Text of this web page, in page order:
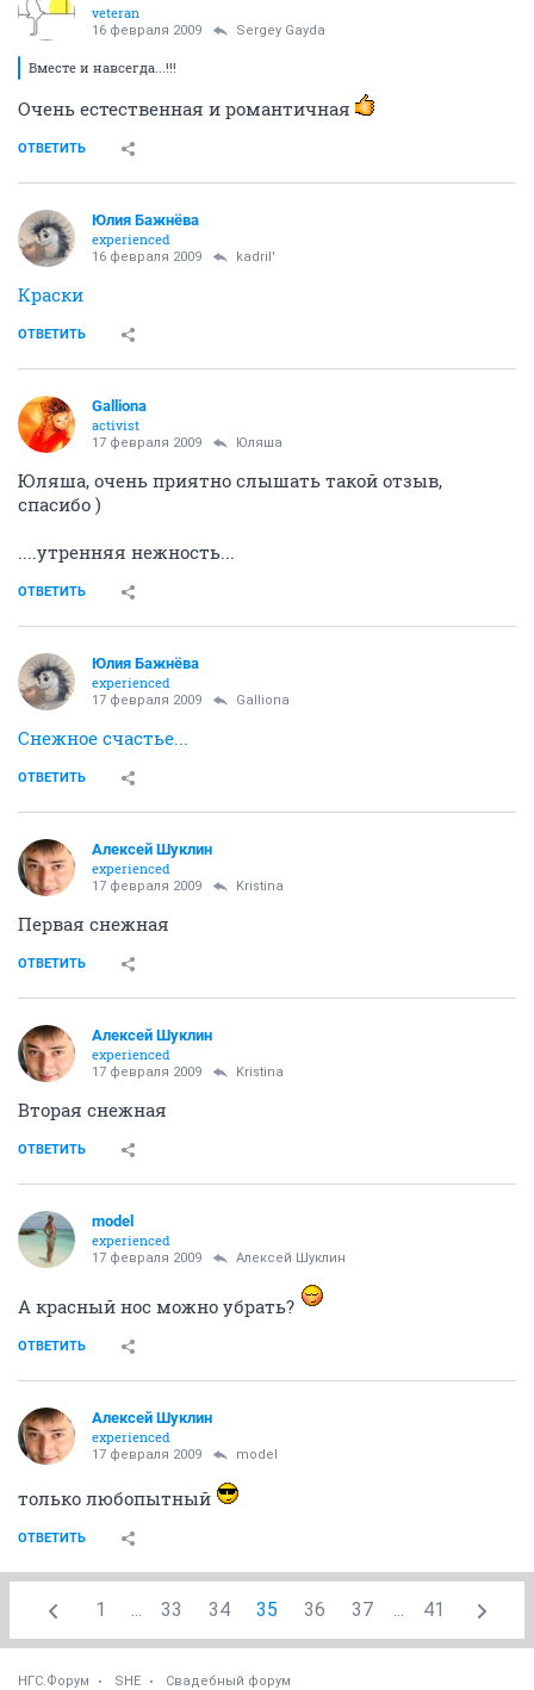
veteran
16 февраля 2009 Sergey Gayda
Вместе и навсегда...!!!
Очень естественная и романтичная
ОТВЕТИТЬ
Юлия Бажнёва
experienced
16 февраля 2009 kadril'
Краски
ОТВЕТИТЬ
Galliona
activist
17 февраля 2009 Юляша
Юляша, очень приятно слышать такой отзыв,
спасибо )
....утренняя нежность...
ОТВЕТИТЬ
Юлия Бажнёва
experienced
17 февраля 2009 Galliona
Снежное счастье...
ОТВЕТИТЬ
Алексей Шуклин
experienced
17 февраля 2009 Kristina
Первая снежная
ОТВЕТИТЬ
Алексей Шуклин
experienced
17 февраля 2009 Kristina
Вторая снежная
ОТВЕТИТЬ
model
experienced
17 февраля 2009 Алексей Шуклин
А красный нос можно убрать?
ОТВЕТИТЬ
Алексей Шуклин
experienced
17 февраля 2009 model
только любопытный
ОТВЕТИТЬ
1 ... 33 34 35 36 37 ... 41
НГС.Форум SHE Свадебный форум